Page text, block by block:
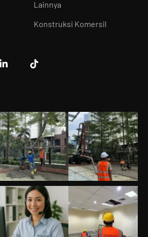
Lainnya
Konstruksi Komersil